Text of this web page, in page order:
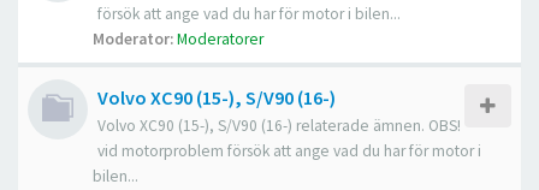
försök att ange vad du har för motor i bilen...
Moderator:Moderatorer
Volvo XC90 (15-), S/V90 (16-)
Volvo XC90 (15-), S/V90 (16-) relaterade ämnen. OBS!
vid motorproblem försök att ange vad du har för motor i
bilen...